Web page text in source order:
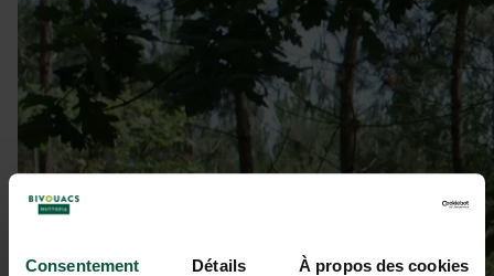
Consentement Détails À propos des cookies